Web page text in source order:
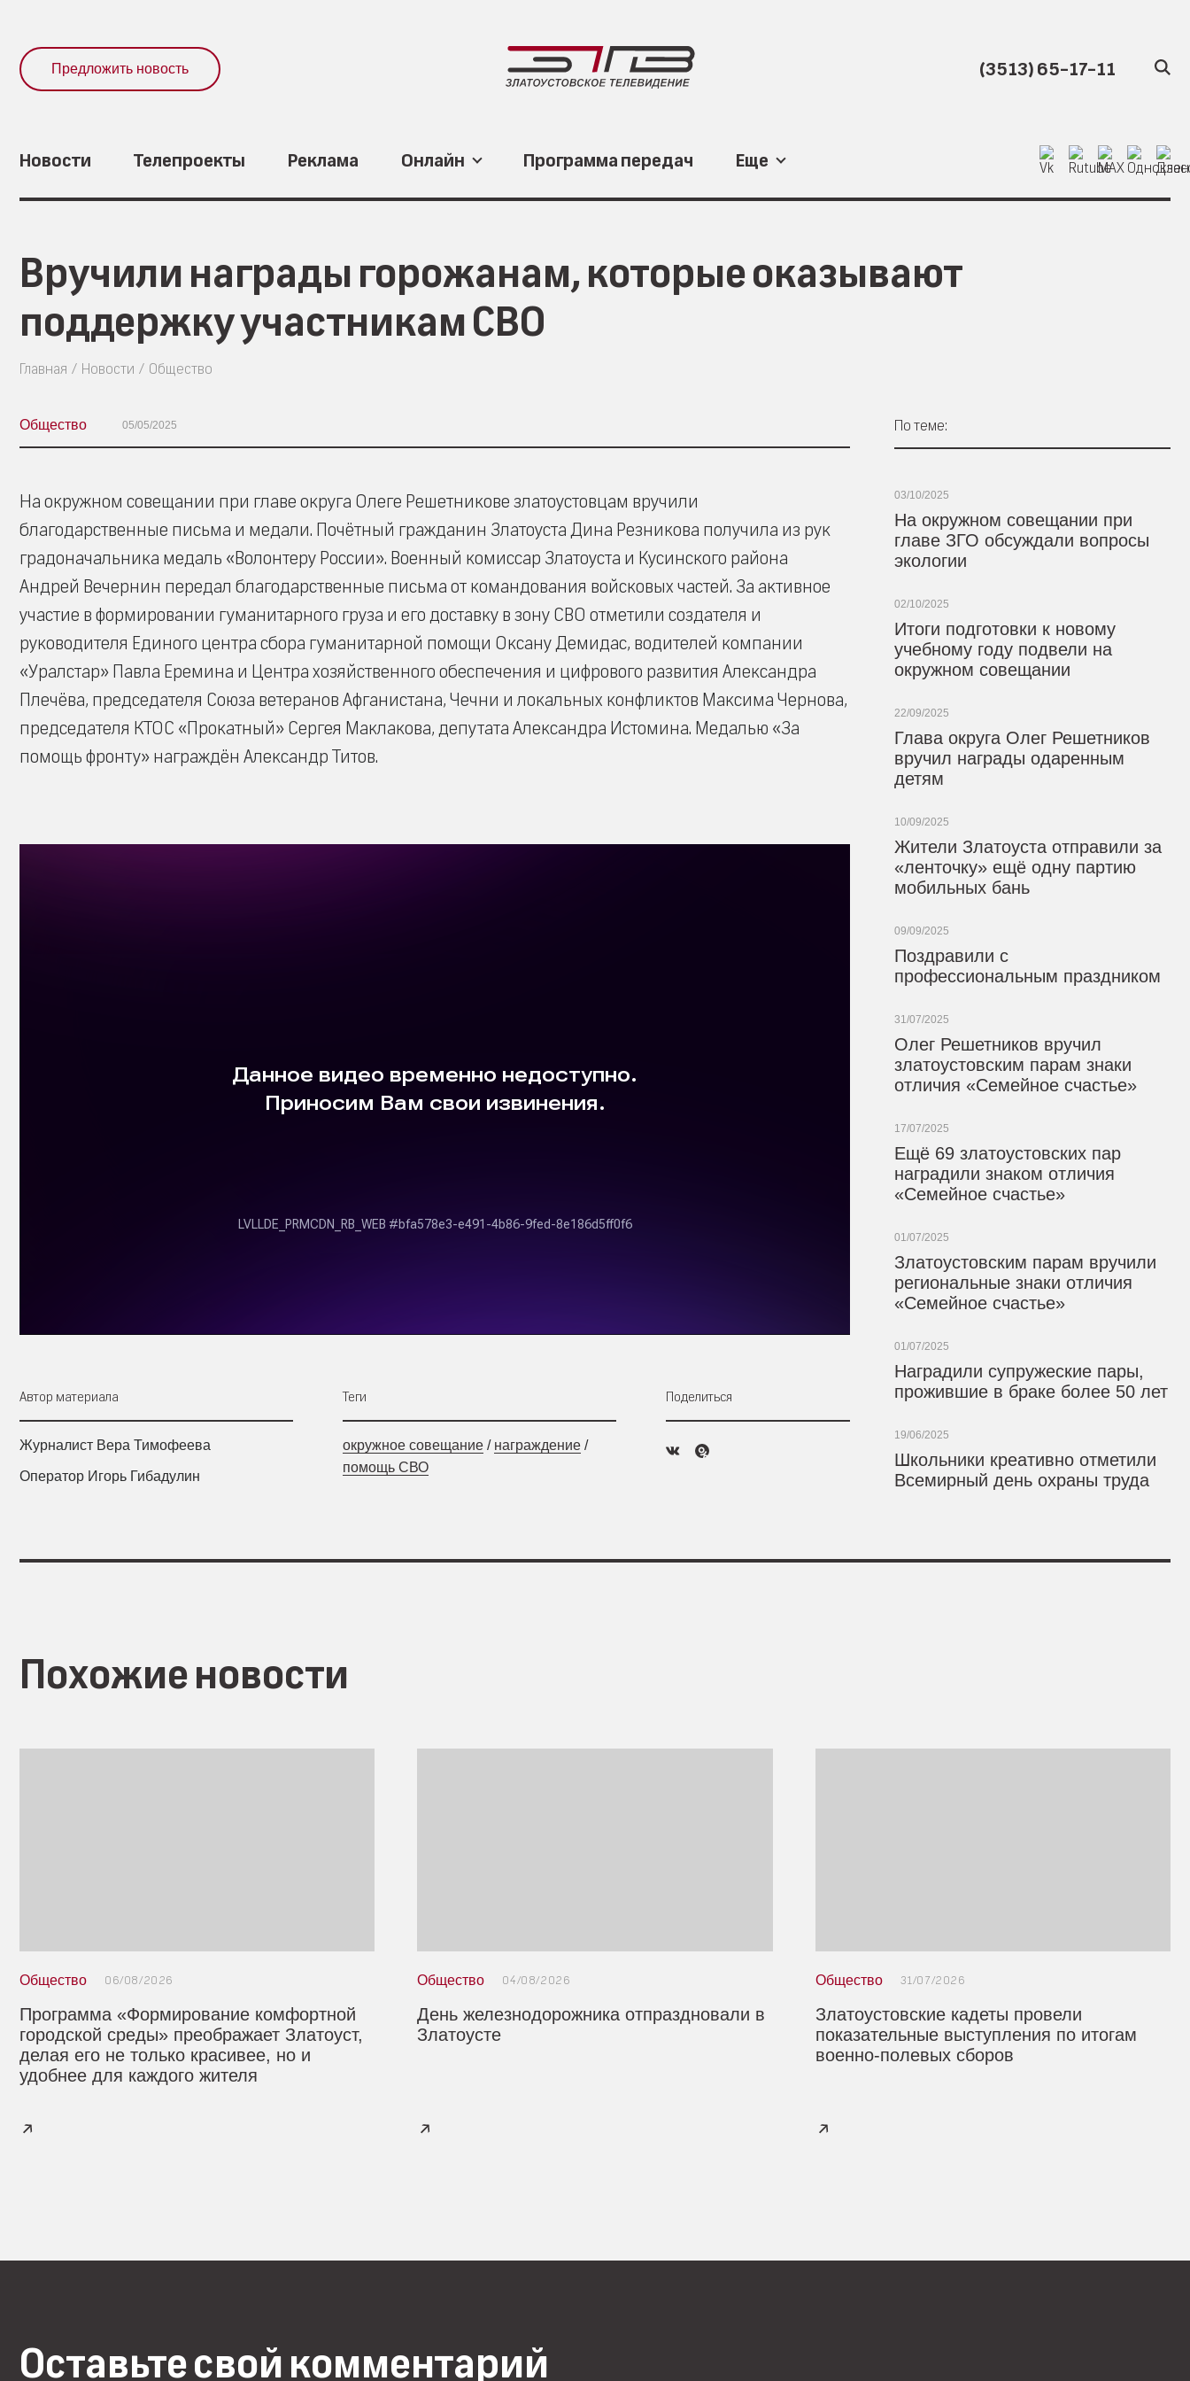
Предложить новость (3513) 65-17-11
Новости Телепроекты Реклама Онлайн Программа передач Еще
Вручили награды горожанам, которые оказывают
поддержку участникам СВО
Главная Новости Общество
Общество 05/05/2025
На окружном совещании при главе округа Олеге Решетникове златоустовцам вручили
благодарственные письма и медали. Почётный гражданин Златоуста Дина Резникова получила из рук
градоначальника медаль «Волонтеру России». Военный комиссар Златоуста и Кусинского района
Андрей Вечернин передал благодарственные письма от командования войсковых частей. За активное
участие в формировании гуманитарного груза и его доставку в зону СВО отметили создателя и
руководителя Единого центра сбора гуманитарной помощи Оксану Демидас, водителей компании
«Уралстар» Павла Еремина и Центра хозяйственного обеспечения и цифрового развития Александра
Плечёва, председателя Союза ветеранов Афганистана, Чечни и локальных конфликтов Максима Чернова,
председателя КТОС «Прокатный» Сергея Маклакова, депутата Александра Истомина. Медалью «За
помощь фронту» награждён Александр Титов.
Автор материала
Журналист Вера Тимофеева
Оператор Игорь Гибадулин
Теги
окружное совещание/ награждение/
помощь СВО
Поделиться
По теме:
03/10/2025
На окружном совещании при
главе ЗГО обсуждали вопросы
экологии
02/10/2025
Итоги подготовки к новому
учебному году подвели на
окружном совещании
22/09/2025
Глава округа Олег Решетников
вручил награды одаренным
детям
10/09/2025
Жители Златоуста отправили за
«ленточку» ещё одну партию
мобильных бань
09/09/2025
Поздравили с
профессиональным праздником
31/07/2025
Олег Решетников вручил
златоустовским парам знаки
отличия «Семейное счастье»
17/07/2025
Ещё 69 златоустовских пар
наградили знаком отличия
«Семейное счастье»
01/07/2025
Златоустовским парам вручили
региональные знаки отличия
«Семейное счастье»
01/07/2025
Наградили супружеские пары,
прожившие в браке более 50 лет
19/06/2025
Школьники креативно отметили
Всемирный день охраны труда
Похожие новости
Общество 06/08/2026
Программа «Формирование комфортной
городской среды» преображает Златоуст,
делая его не только красивее, но и
удобнее для каждого жителя
Общество 04/08/2026
День железнодорожника отпраздновали в
Златоусте
Общество 31/07/2026
Златоустовские кадеты провели
показательные выступления по итогам
военно-полевых сборов
Оставьте свой комментарий